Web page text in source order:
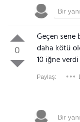
0
Geçen sene
daha kötü
10 iğne
Paylaş: